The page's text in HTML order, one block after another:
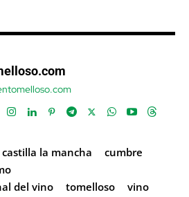
castilla la mancha
cumbre
del vino
tomelloso vino